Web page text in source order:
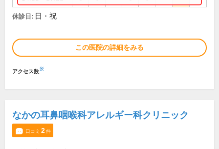
休診日: 日・祝
この医院の詳細をみる
アクセス数※
なかの耳鼻咽喉科アレルギー科クリニック
口コミ 2件